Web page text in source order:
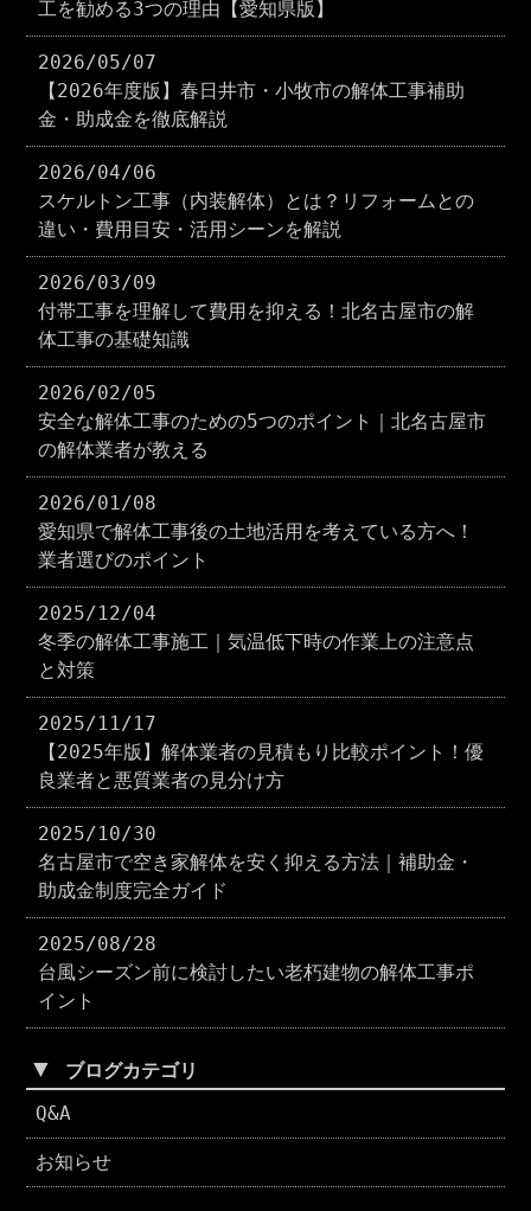
工を勧める3つの理由【愛知県版】
2026/05/07
【2026年度版】春日井市・小牧市の解体工事補助
金・助成金を徹底解説
2026/04/06
スケルトン工事（内装解体）とは？リフォームとの
違い・費用目安・活用シーンを解説
2026/03/09
付帯工事を理解して費用を抑える！北名古屋市の解
体工事の基礎知識
2026/02/05
安全な解体工事のための5つのポイント｜北名古屋市
の解体業者が教える
2026/01/08
愛知県で解体工事後の土地活用を考えている方へ！
業者選びのポイント
2025/12/04
冬季の解体工事施工｜気温低下時の作業上の注意点
と対策
2025/11/17
【2025年版】解体業者の見積もり比較ポイント！優
良業者と悪質業者の見分け方
2025/10/30
名古屋市で空き家解体を安く抑える方法｜補助金・
助成金制度完全ガイド
2025/08/28
台風シーズン前に検討したい老朽建物の解体工事ポ
イント
▼ ブログカテゴリ
Q&A
お知らせ